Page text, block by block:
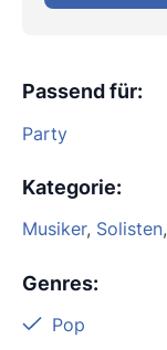
Passend für:
Party
Kategorie:
Musiker, Solisten,
Genres:
Pop